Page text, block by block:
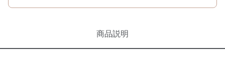
商品説明